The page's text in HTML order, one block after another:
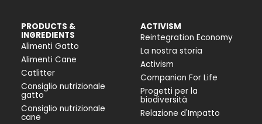
PRODUCTS &
INGREDIENTS
Alimenti Gatto
Alimenti Cane
Catlitter
Consiglio nutrizionale
gatto
Consiglio nutrizionale
cane
ACTIVISM
Reintegration Economy
La nostra storia
Activism
Companion For Life
Progetti per la
biodiversità
Relazione d'Impatto